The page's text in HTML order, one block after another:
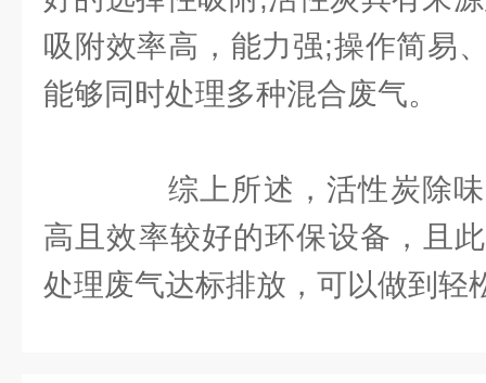
吸附效率高，能力强;操作简易
能够同时处理多种混合废气。
综上所述，活性炭除味
高且效率较好的环保设备，且
处理废气达标排放，可以做到轻